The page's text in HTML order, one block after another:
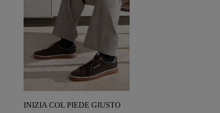
INIZIA COL PIEDE GIUSTO